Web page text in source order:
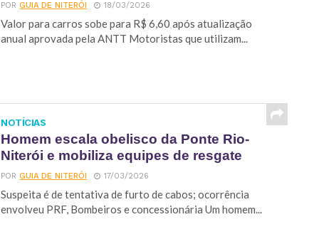
PORGUIA DE NITERÓI 18/03/2026
Valor para carros sobe para R$ 6,60 após atualização
anual aprovada pela ANTT Motoristas que utilizam...
NOTÍCIAS
Homem escala obelisco da Ponte Rio-
Niterói e mobiliza equipes de resgate
PORGUIA DE NITERÓI 17/03/2026
Suspeita é de tentativa de furto de cabos; ocorrência
envolveu PRF, Bombeiros e concessionária Um homem...